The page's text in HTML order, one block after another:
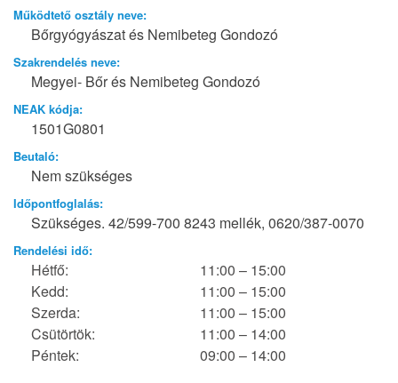
Működtető osztály neve:
Bőrgyógyászat és Nemibeteg Gondozó
Szakrendelés neve:
Megyei- Bőr és Nemibeteg Gondozó
NEAK kódja:
1501G0801
Beutaló:
Nem szükséges
Időpontfoglalás:
Szükséges. 42/599-700 8243 mellék, 0620/387-0070
Rendelési idő:
Hétfő:
11:00 – 15:00
Kedd:
11:00 – 15:00
Szerda:
11:00 – 15:00
Csütörtök:
11:00 – 14:00
Péntek:
09:00 – 14:00